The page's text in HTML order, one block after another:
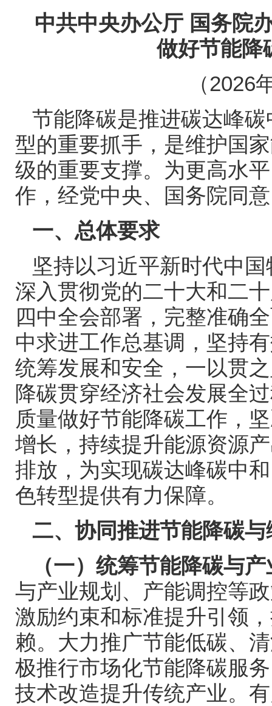
中共中央办公厅 国务院
做好节能降
（2026
节能降碳是推进碳达峰
型的重要抓手，是维护国
级的重要支撑。为更高水
作，经党中央、国务院同
一、总体要求
坚持以习近平新时代中
深入贯彻党的二十大和二
四中全会部署，完整准确
中求进工作总基调，坚持
统筹发展和安全，一以贯
降碳贯穿经济社会发展全
质量做好节能降碳工作，
增长，持续提升能源资源
排放，为实现碳达峰碳中
色转型提供有力保障。
二、协同推进节能降碳
（一）统筹节能降碳与
与产业规划、产能调控等
激励约束和标准提升引领
赖。大力推广节能低碳、
极推行市场化节能降碳服
技术改造提升传统产业。